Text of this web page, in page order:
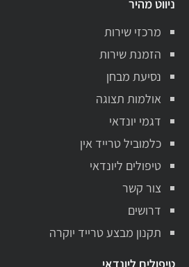
ניווט מהיר
מרכזי שירות
הזמנת שירות
נסיעת מבחן
אולמות תצוגה
דגמי יונדאי
כלמוביל טרייד אין
טיפולים ליונדאי
צור קשר
דרושים
תקנון מבצע טרייד יוקרה
טיפולים ליונדאי